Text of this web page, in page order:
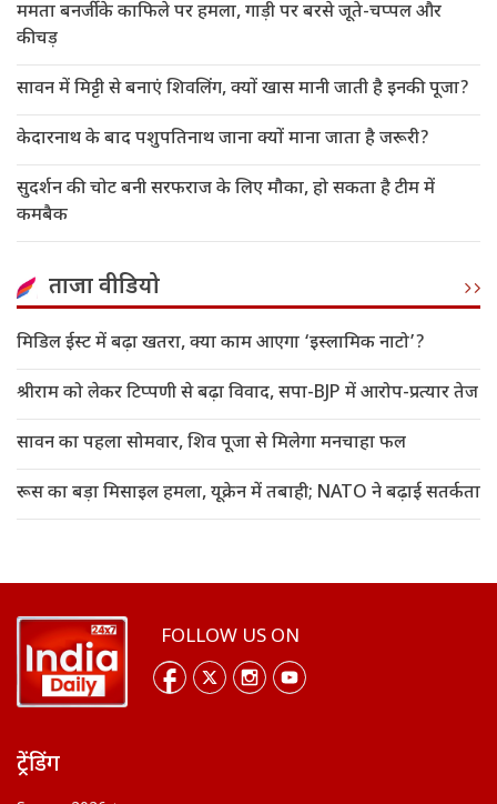
ममता बनर्जी के काफिले पर हमला, गाड़ी पर बरसे जूते-चप्पल और
कीचड़
सावन में मिट्टी से बनाएं शिवलिंग, क्यों खास मानी जाती है इनकी पूजा?
केदारनाथ के बाद पशुपतिनाथ जाना क्यों माना जाता है जरूरी?
सुदर्शन की चोट बनी सरफराज के लिए मौका, हो सकता है टीम में
कमबैक
ताजा वीडियो
मिडिल ईस्ट में बढ़ा खतरा, क्या काम आएगा ‘इस्लामिक नाटो’?
श्रीराम को लेकर टिप्पणी से बढ़ा विवाद, सपा-BJP में आरोप-प्रत्यार तेज
सावन का पहला सोमवार, शिव पूजा से मिलेगा मनचाहा फल
रूस का बड़ा मिसाइल हमला, यूक्रेन में तबाही; NATO ने बढ़ाई सतर्कता
FOLLOW US ON
ट्रेंडिंग